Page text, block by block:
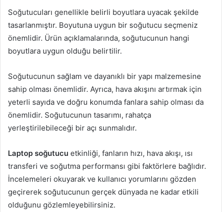
Soğutucuları genellikle belirli boyutlara uyacak şekilde
tasarlanmıştır. Boyutuna uygun bir soğutucu seçmeniz
önemlidir. Ürün açıklamalarında, soğutucunun hangi
boyutlara uygun olduğu belirtilir.
Soğutucunun sağlam ve dayanıklı bir yapı malzemesine
sahip olması önemlidir. Ayrıca, hava akışını artırmak için
yeterli sayıda ve doğru konumda fanlara sahip olması da
önemlidir. Soğutucunun tasarımı, rahatça
yerleştirilebileceği bir açı sunmalıdır.
Laptop soğutucu etkinliği, fanların hızı, hava akışı, ısı
transferi ve soğutma performansı gibi faktörlere bağlıdır.
İncelemeleri okuyarak ve kullanıcı yorumlarını gözden
geçirerek soğutucunun gerçek dünyada ne kadar etkili
olduğunu gözlemleyebilirsiniz.